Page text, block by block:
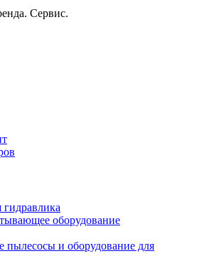
Сервис.
оборудование
и оборудование для